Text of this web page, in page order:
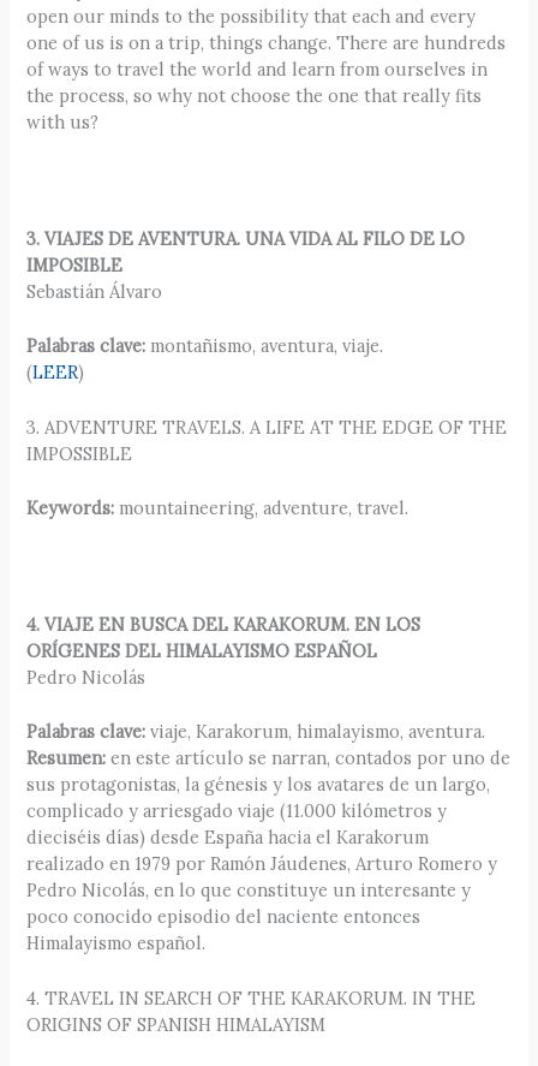
open our minds to the possibility that each and every
one of us is on a trip, things change. There are hundreds
of ways to travel the world and learn from ourselves in
the process, so why not choose the one that really fits
with us?
3. VIAJES DE AVENTURA. UNA VIDA AL FILO DE LO
IMPOSIBLE
Sebastián Álvaro
Palabras clave: montañismo, aventura, viaje.
(LEER)
3. ADVENTURE TRAVELS. A LIFE AT THE EDGE OF THE
IMPOSSIBLE
Keywords: mountaineering, adventure, travel.
4. VIAJE EN BUSCA DEL KARAKORUM. EN LOS
ORÍGENES DEL HIMALAYISMO ESPAÑOL
Pedro Nicolás
Palabras clave: viaje, Karakorum, himalayismo, aventura.
Resumen: en este artículo se narran, contados por uno de
sus protagonistas, la génesis y los avatares de un largo,
complicado y arriesgado viaje (11.000 kilómetros y
dieciséis días) desde España hacia el Karakorum
realizado en 1979 por Ramón Jáudenes, Arturo Romero y
Pedro Nicolás, en lo que constituye un interesante y
poco conocido episodio del naciente entonces
Himalayismo español.
4. TRAVEL IN SEARCH OF THE KARAKORUM. IN THE
ORIGINS OF SPANISH HIMALAYISM